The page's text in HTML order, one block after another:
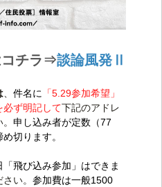
コチラ⇒談論風発Ⅱ
、 件名に
「5.29参加希望」
必ず明記して下記のアドレ
申し込み者が定数（77
切ります。
「飛び込み参加」はできま
い。 参加費は一般1500